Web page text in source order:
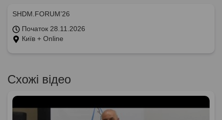
SHDM.FORUM’26
Початок 28.11.2026
Київ + Online
Схожі відео